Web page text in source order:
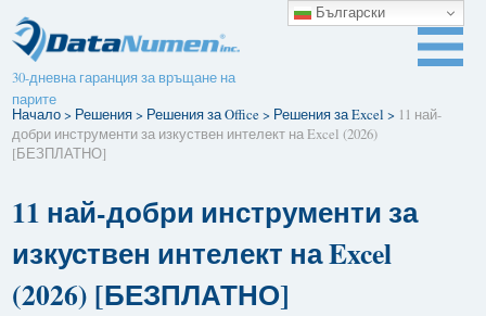
30-дневна гаранция за връщане на
парите
Начало> Решения> Решения за Office > Решения за Excel > 11 най-
добри инструменти за изкуствен интелект на Excel (2026)
[БЕЗПЛАТНО]
11 най-добри инструменти за
изкуствен интелект на Excel
(2026) [БЕЗПЛАТНО]
Български